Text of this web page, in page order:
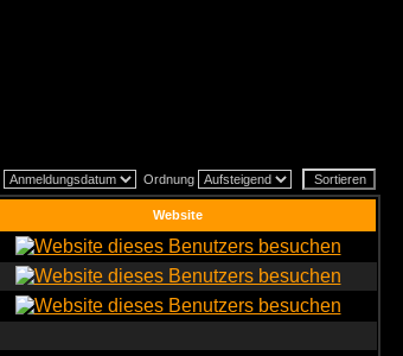
Ordnung
Website